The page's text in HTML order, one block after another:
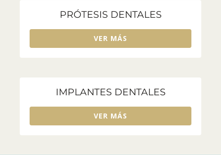
PRÓTESIS DENTALES
VER MÁS
IMPLANTES DENTALES
VER MÁS